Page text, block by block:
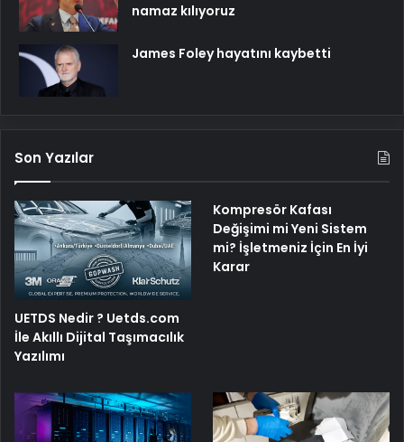
namaz kılıyoruz
James Foley hayatını kaybetti
Son Yazılar
UETDS Nedir ? Uetds.com
İle Akıllı Dijital Taşımacılık
Yazılımı
Kompresör Kafası
Değişimi mi Yeni Sistem
mi? İşletmeniz İçin En İyi
Karar